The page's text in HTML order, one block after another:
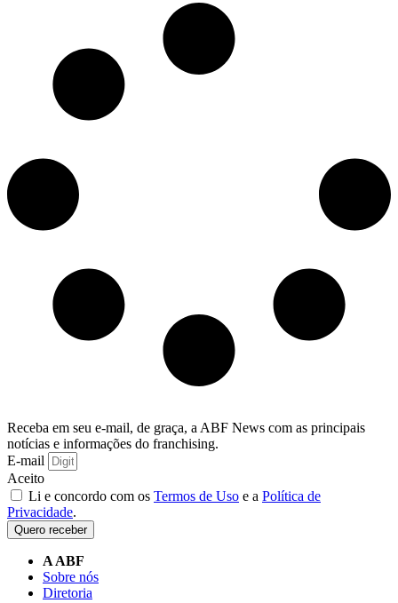
Receba em seu e-mail, de graça, a ABF News com as principais
notícias e informações do franchising.
E-mail
Aceito
Li e concordo com os Termos de Uso e a Política de
Privacidade.
Quero receber
A ABF
Sobre nós
Diretoria